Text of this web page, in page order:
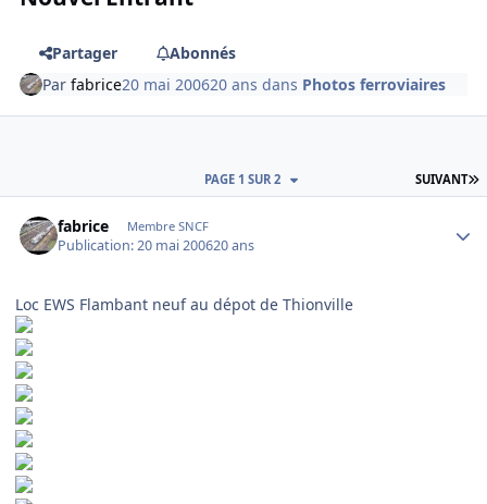
Partager
Abonnés
Parfabrice20 mai 200620 ans dans Photos ferroviaires
SUIVANT
PAGE 1 SUR 2
fabrice Membre SNCF
Publication:20 mai 200620 ans
Loc EWS Flambant neuf au dépot de Thionville